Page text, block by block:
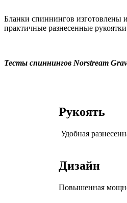
Бланки спиннингов изготовлены
практичные разнесенные
Тесты спиннингов Norstream
Рукоять
Удобная
Дизайн
Повышенная